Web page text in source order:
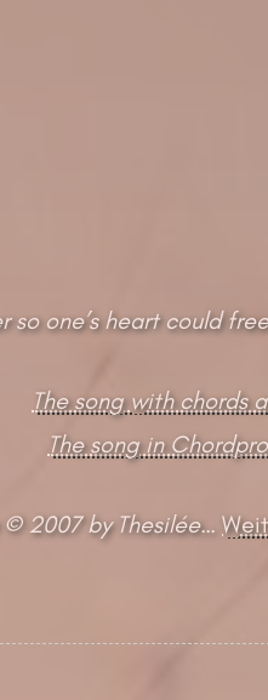
one’s heart could
The song with chords
The song in
© 2007 by Thesilée…